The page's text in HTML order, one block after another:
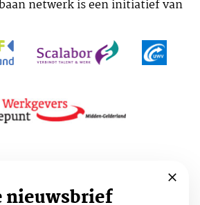
netwerk is een initiatief van
nieuwsbrief